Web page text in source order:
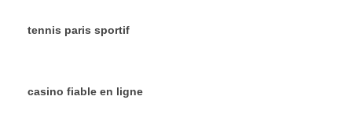
tennis paris sportif
casino fiable en ligne